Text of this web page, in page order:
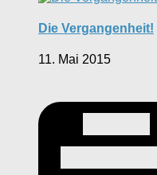
Die Vergangenheit!
11. Mai 2015